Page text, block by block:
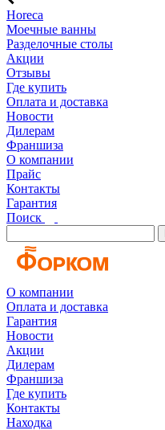
Horeca
Моечные ванны
Разделочные столы
Акции
Отзывы
Где купить
Оплата и доставка
Новости
Дилерам
Франшиза
О компании
Прайс
Контакты
Гарантия
Поиск
О компании
Оплата и доставка
Гарантия
Новости
Акции
Дилерам
Франшиза
Где купить
Контакты
Находка